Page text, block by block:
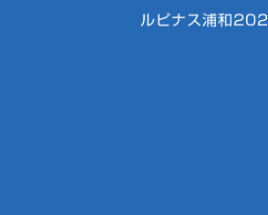
ルピナス浦和202